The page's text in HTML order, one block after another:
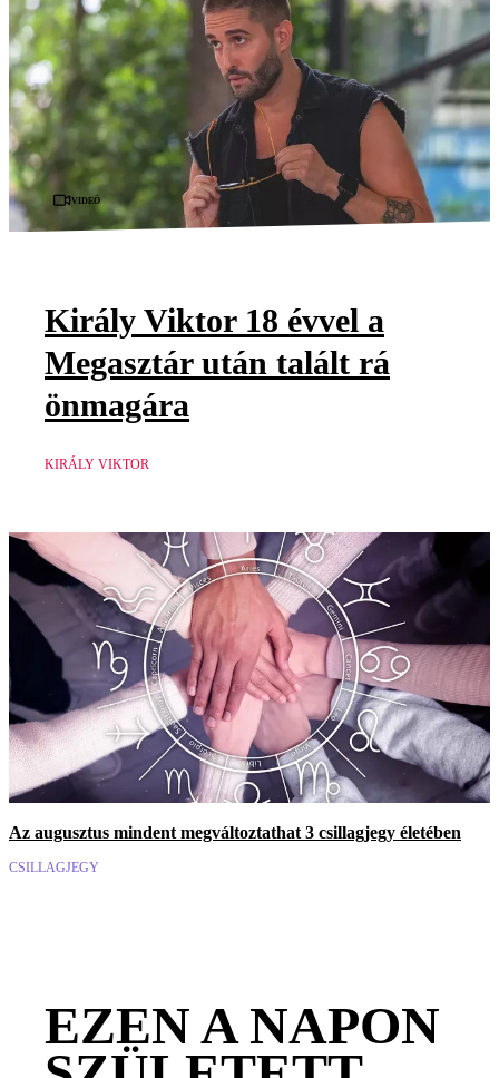
Videó
Király Viktor 18 évvel a
Megasztár után talált rá
önmagára
KIRÁLY VIKTOR
Az augusztus mindent megváltoztathat 3 csillagjegy életében
CSILLAGJEGY
EZEN A NAPON